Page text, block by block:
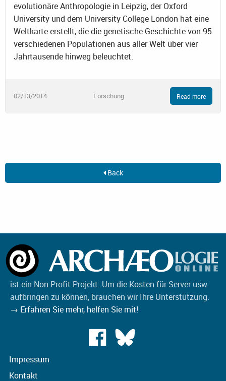
evolutionäre Anthropologie in Leipzig, der Oxford
University und dem University College London hat eine
Weltkarte erstellt, die die genetische Geschichte von 95
verschiedenen Populationen aus aller Welt über vier
Jahrtausende hinweg beleuchtet.
02/13/2014 Forschung Read more
Back
ist ein Non-Profit-Projekt. Um die Kosten für Server usw.
aufbringen zu können, brauchen wir Ihre Unterstützung.
→ Erfahren Sie mehr, helfen Sie mit!
Impressum
Kontakt